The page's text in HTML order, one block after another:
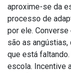
aproxime-se da
processo de
por ele.
são as
que está
escola. Incentive